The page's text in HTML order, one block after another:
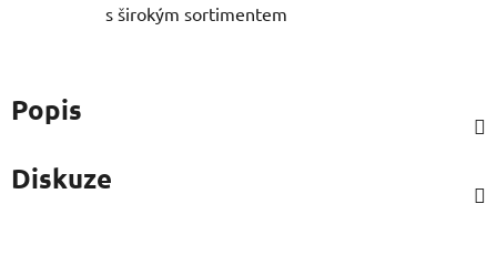
s širokým sortimentem
Popis
Diskuze